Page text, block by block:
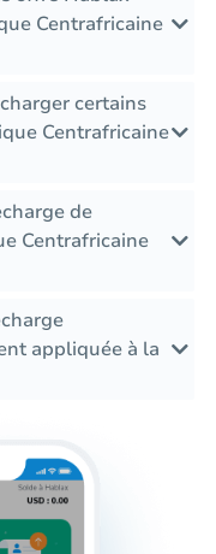
Centrafricaine
certains
Centrafricaine
de
Centrafricaine
appliquée à la